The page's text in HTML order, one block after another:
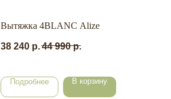
Вытяжка 4BLANC Alize
38 240 р.44 990 р.
Подробнее В корзину